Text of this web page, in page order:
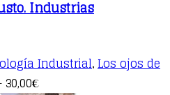
Industrias
Industrial, Los ojos de
30,00€